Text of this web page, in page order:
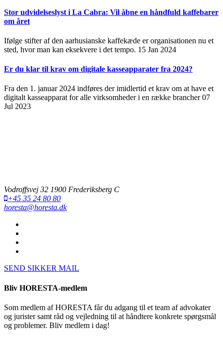
Stor udvidelseslyst i La Cabra: Vil åbne en håndfuld kaffebarer
om året
Ifølge stifter af den aarhusianske kaffekæde er organisationen nu et
sted, hvor man kan eksekvere i det tempo. 15 Jan 2024
Er du klar til krav om digitale kasseapparater fra 2024?
Fra den 1. januar 2024 indføres der imidlertid et krav om at have et
digitalt kasseapparat for alle virksomheder i en række brancher07
Jul 2023
Vodroffsvej 32 1900 Frederiksberg C
+45 35 24 80 80
horesta@horesta.dk
SEND SIKKER MAIL
Bliv HORESTA-medlem
Som medlem af HORESTA får du adgang til et team af advokater
og jurister samt råd og vejledning til at håndtere konkrete spørgsmål
og problemer. Bliv medlem i dag!